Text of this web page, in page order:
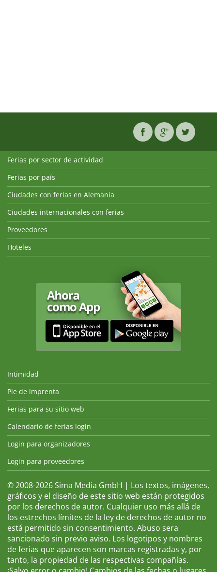
Ferias por sector de actividad
Ferias por país
Ciudades con ferias en Alemania
Ciudades internacionales con ferias
Proveedores
Hoteles
Intimidad
Pie de imprenta
Ferias para su sitio web
Calendario de ferias login
Login para organizadores
Login para proveedores
© 2008-2026 Sima Media GmbH | Los textos, imágenes,
gráficos y el diseño de este sitio web están protegidos
por los derechos de autor. Cualquier uso más allá de
los estrechos límites de la ley de derechos de autor no
está permitido sin consentimiento. Abuso sera
sancionado sin previo aviso. Los logotipos y nombres
de ferias que aparecen son marcas registradas y, por
tanto, la propiedad de las respectivas compañías.